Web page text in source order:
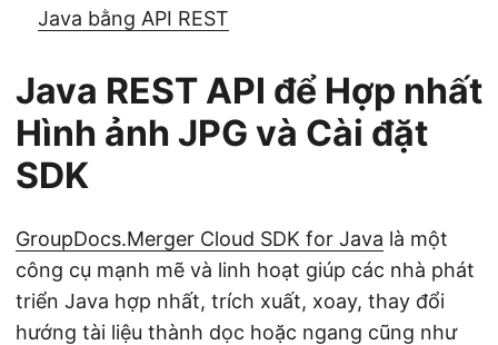
Java bằng API REST
Java REST API để Hợp nhất
Hình ảnh JPG và Cài đặt
SDK
GroupDocs.Merger Cloud SDK for Java là một
công cụ mạnh mẽ và linh hoạt giúp các nhà phát
triển Java hợp nhất, trích xuất, xoay, thay đổi
hướng tài liệu thành dọc hoặc ngang cũng như